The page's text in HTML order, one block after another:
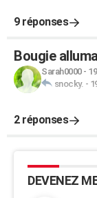
9 réponses
Bougie
Sarah0000-
snocky. -
2 réponses
DEVENEZ